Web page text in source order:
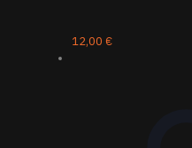
12,00 €